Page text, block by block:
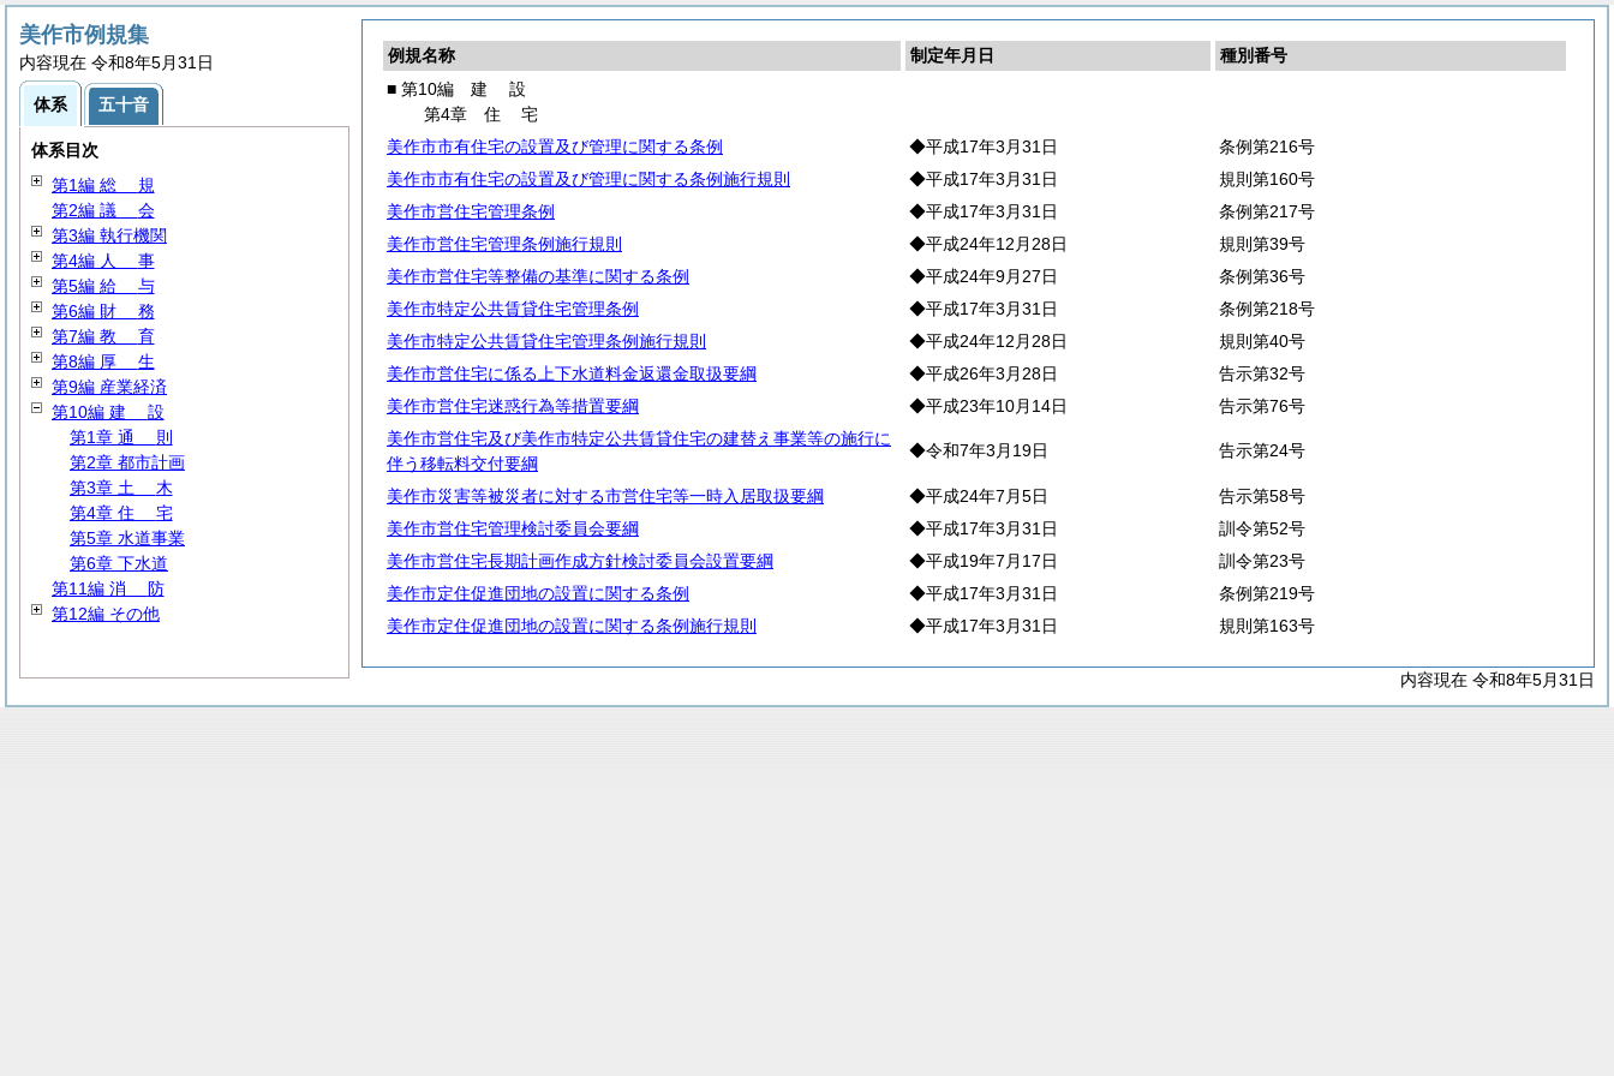
例規名称 制定年月日
種別番号
■ 第10編 建 設
第4章 住宅
美作市市有住宅の設置及び管理に関する条例
◆平成17年3月31日
条例第216号
美作市市有住宅の設置及び管理に関する条例施行規則
◆平成17年3月31日
規則第160号
美作市営住宅管理条例
◆平成17年3月31日
条例第217号
美作市営住宅管理条例施行規則
◆平成24年12月28日
規則第39号
美作市営住宅等整備の基準に関する条例
◆平成24年9月27日
条例第36号
美作市特定公共賃貸住宅管理条例
◆平成17年3月31日
条例第218号
美作市特定公共賃貸住宅管理条例施行規則
◆平成24年12月28日
規則第40号
美作市営住宅に係る上下水道料金返還金取扱要綱
◆平成26年3月28日
告示第32号
美作市営住宅迷惑行為等措置要綱
◆平成23年10月14日
告示第76号
美作市営住宅及び美作市特定公共賃貸住宅の建替え事業等の施行に
伴う移転料交付要綱
◆令和7年3月19日 告示第24号
美作市災害等被災者に対する市営住宅等一時入居取扱要綱 ◆平成24年7月5日
告示第58号
美作市営住宅管理検討委員会要綱
◆平成17年3月31日
訓令第52号
美作市営住宅長期計画作成方針検討委員会設置要綱
◆平成19年7月17日
訓令第23号
美作市定住促進団地の設置に関する条例
◆平成17年3月31日
条例第219号
美作市定住促進団地の設置に関する条例施行規則
◆平成17年3月31日 規則第163号
内容現在 令和8年5月31日
美作市例規集
内容現在 令和8年5月31日
体系 五十音
体系目次
第1編 総 規
第2編 議 会
第3編 執行機関
第4編 人 事
第5編 給 与
第6編 財 務
第7編 教 育
第8編 厚 生
第9編 産業経済
第10編 建 設
第1章 通 則
第2章 都市計画
第3章 土 木
第4章 住 宅
第5章 水道事業
第6章 下水道
第11編 消 防
第12編 その他